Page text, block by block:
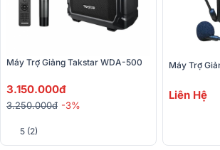
Máy Trợ Giảng Takstar WDA-500
3.150.000đ
3.250.000đ -3%
5 (2)
Máy Trợ
Liên Hệ